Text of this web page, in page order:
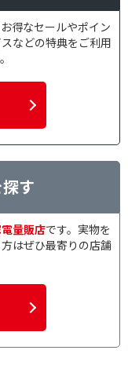
込む
得なセールやポイン
などの特典をご利用
す
量販店です。実物を
はぜひ最寄りの店舗